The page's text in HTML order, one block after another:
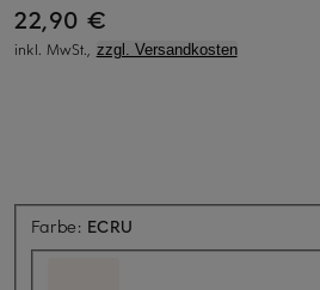
22,90 €
inkl. MwSt., zzgl. Versandkosten
Farbe: ECRU